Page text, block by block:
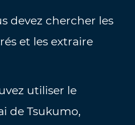
devez chercher les
et les extraire
utiliser le
de Tsukumo,